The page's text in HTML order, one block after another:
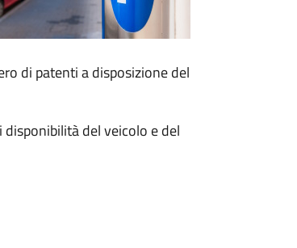
di patenti a disposizione del
del veicolo e del